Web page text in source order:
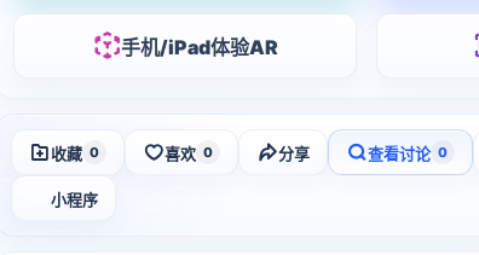
手机/iPad体验AR
收藏 0 喜欢 0 分享 查看讨论 0
小程序